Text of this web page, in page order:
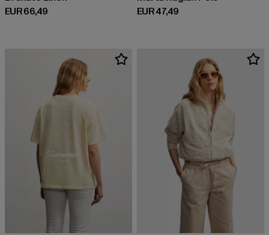
EUR 66,49
Derzeitiger Preis: EUR 66,49
EUR 47,49
Derzeitiger Preis: EUR 47,49